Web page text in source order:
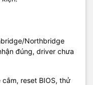
Northbridge
đúng, driver chưa
reset BIOS, thử